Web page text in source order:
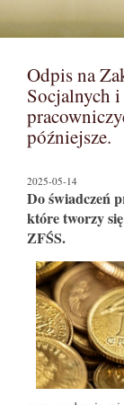
Odpis na
Socjalnych
późniejsze.
2025-05-14
Do świadczeń
które tworzy
ZFŚS.